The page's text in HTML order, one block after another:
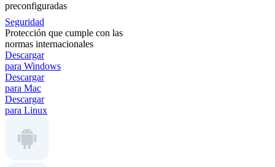
preconfiguradas
Seguridad
Protección que cumple con las
normas internacionales
Descargar
para Windows
Descargar
para Mac
Descargar
para Linux